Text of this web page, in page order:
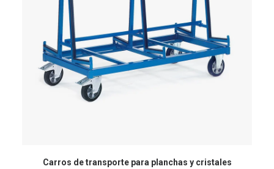
Carros de transporte para planchas y cristales